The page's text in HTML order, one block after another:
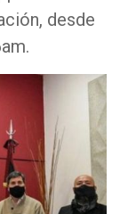
desde